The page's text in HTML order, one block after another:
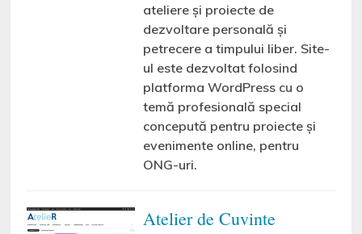
ateliere și proiecte de
dezvoltare personală și
petrecere a timpului liber. Site-
ul este dezvoltat folosind
platforma WordPress cu o
temă profesională special
concepută pentru proiecte și
evenimente online, pentru
ONG-uri.
Atelier de Cuvinte